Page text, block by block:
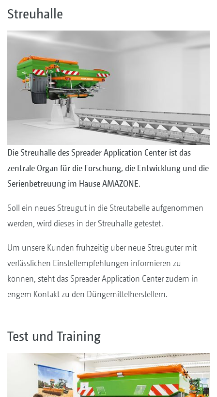
Streuhalle
Die Streuhalle des Spreader Application Center ist das
zentrale Organ für die Forschung, die Entwicklung und die
Serienbetreuung im Hause AMAZONE.
Soll ein neues Streugut in die Streutabelle aufgenommen
werden, wird dieses in der Streuhalle getestet.
Um unsere Kunden frühzeitig über neue Streugüter mit
verlässlichen Einstellempfehlungen informieren zu
können, steht das Spreader Application Center zudem in
engem Kontakt zu den Düngemittelherstellern.
Test und Training